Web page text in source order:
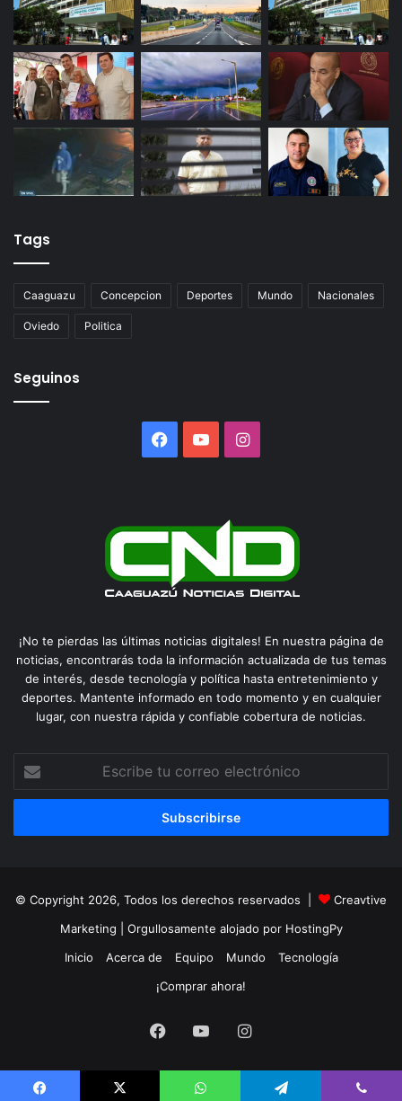
Tags
Caaguazu Concepcion Deportes Mundo Nacionales
Oviedo Politica
Seguinos
Facebook
YouTubeInstagram
¡No te pierdas las últimas noticias digitales! En nuestra página de
noticias, encontrarás toda la información actualizada de tus temas
de interés, desde tecnología y política hasta entretenimiento y
deportes. Mantente informado en todo momento y en cualquier
lugar, con nuestra rápida y confiable cobertura de noticias.
correo
© Copyright 2026, Todos los derechos reservados |
Creavtive
Marketing | Orgullosamente alojado por HostingPy
Inicio
Acerca de Equipo Mundo
Tecnología
¡Comprar ahora!
Facebook
YouTubeInstagram